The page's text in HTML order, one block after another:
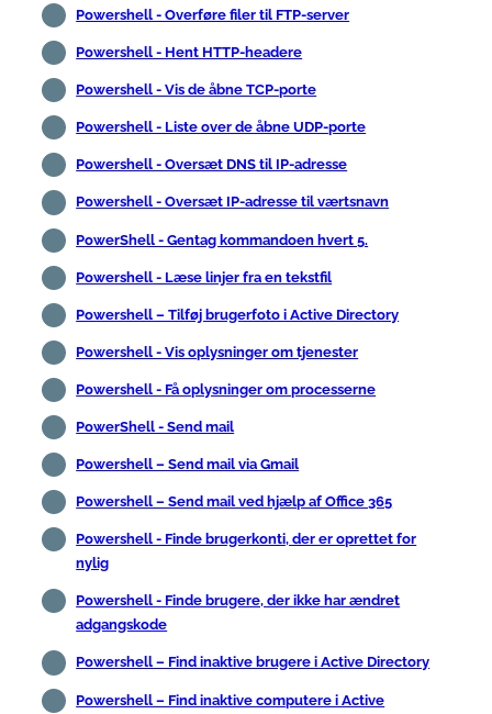
Powershell - Overføre filer til FTP-server
Powershell - Hent HTTP-headere
Powershell - Vis de åbne TCP-porte
Powershell - Liste over de åbne UDP-porte
Powershell - Oversæt DNS til IP-adresse
Powershell - Oversæt IP-adresse til værtsnavn
PowerShell - Gentag kommandoen hvert 5.
Powershell - Læse linjer fra en tekstfil
Powershell – Tilføj brugerfoto i Active Directory
Powershell - Vis oplysninger om tjenester
Powershell - Få oplysninger om processerne
PowerShell - Send mail
Powershell – Send mail via Gmail
Powershell – Send mail ved hjælp af Office 365
Powershell - Finde brugerkonti, der er oprettet for
nylig
Powershell - Finde brugere, der ikke har ændret
adgangskode
Powershell – Find inaktive brugere i Active Directory
Powershell – Find inaktive computere i Active